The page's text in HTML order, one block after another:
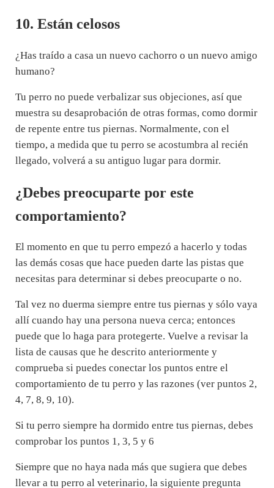
10. Están celosos
¿Has traído a casa un nuevo cachorro o un nuevo amigo
humano?
Tu perro no puede verbalizar sus objeciones, así que
muestra su desaprobación de otras formas, como dormir
de repente entre tus piernas. Normalmente, con el
tiempo, a medida que tu perro se acostumbra al recién
llegado, volverá a su antiguo lugar para dormir.
¿Debes preocuparte por este
comportamiento?
El momento en que tu perro empezó a hacerlo y todas
las demás cosas que hace pueden darte las pistas que
necesitas para determinar si debes preocuparte o no.
Tal vez no duerma siempre entre tus piernas y sólo vaya
allí cuando hay una persona nueva cerca; entonces
puede que lo haga para protegerte. Vuelve a revisar la
lista de causas que he descrito anteriormente y
comprueba si puedes conectar los puntos entre el
comportamiento de tu perro y las razones (ver puntos 2,
4, 7, 8, 9, 10).
Si tu perro siempre ha dormido entre tus piernas, debes
comprobar los puntos 1, 3, 5 y 6
Siempre que no haya nada más que sugiera que debes
llevar a tu perro al veterinario, la siguiente pregunta